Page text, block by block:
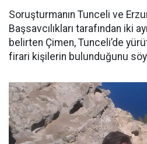
Soruşturmanın Tunceli ve
Başsavcılıkları tarafından iki
belirten Çimen, Tunceli’de
firari kişilerin bulunduğunu